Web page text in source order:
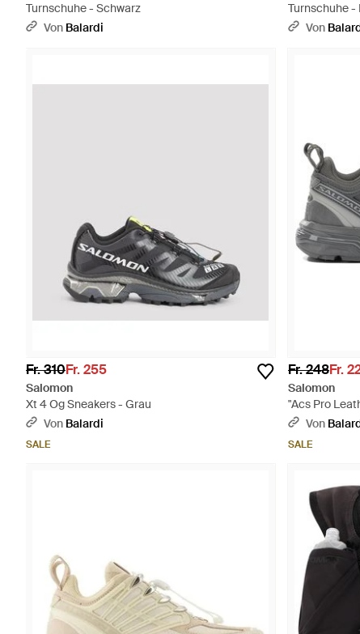
Turnschuhe - Schwarz
Von Balardi
Turnschuhe -
Von
Fr. 310Fr. 255
Salomon
Xt 4 Og Sneakers - Grau
Von Balardi
SALE
Fr. 248Fr.
Salomon
"Acs Pro
Von
SALE